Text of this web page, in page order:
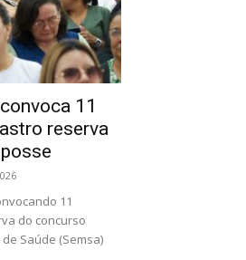
11
reserva
11
do concurso
Saúde (Semsa)